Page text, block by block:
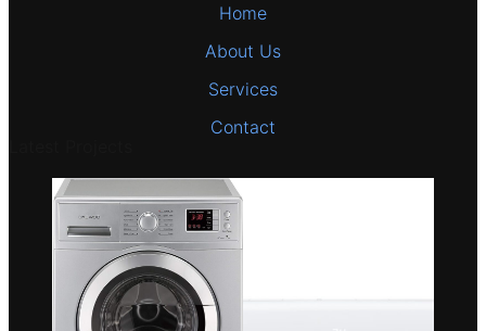
Home
About Us
Services
Contact